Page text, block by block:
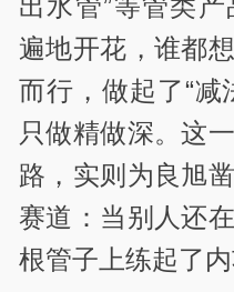
出水管”等管类
遍地开花，谁都
而行，做起了“
只做精做深。这
路，实则为良旭
赛道：当别人还
根管子上练起了内